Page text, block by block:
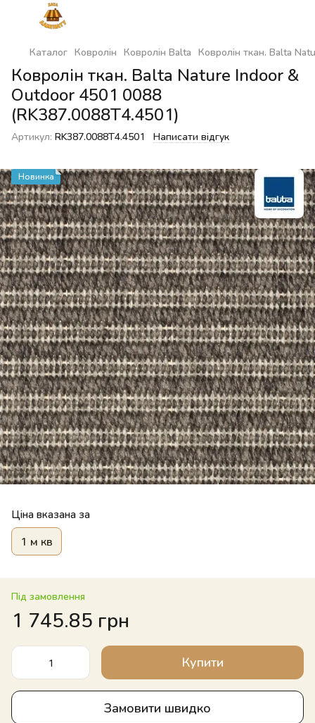
Каталог Ковролін Ковролін Balta Ковролін ткан. Balta
Ковролін ткан. Balta Nature Indoor &
Outdoor 4501 0088
(RK387.0088T4.4501)
Артикул: RK387.0088T4.4501 Написати відгук
Новинка
Ціна вказана за
1 м кв
Під замовлення
1 745.85 грн
Купити
Замовити швидко